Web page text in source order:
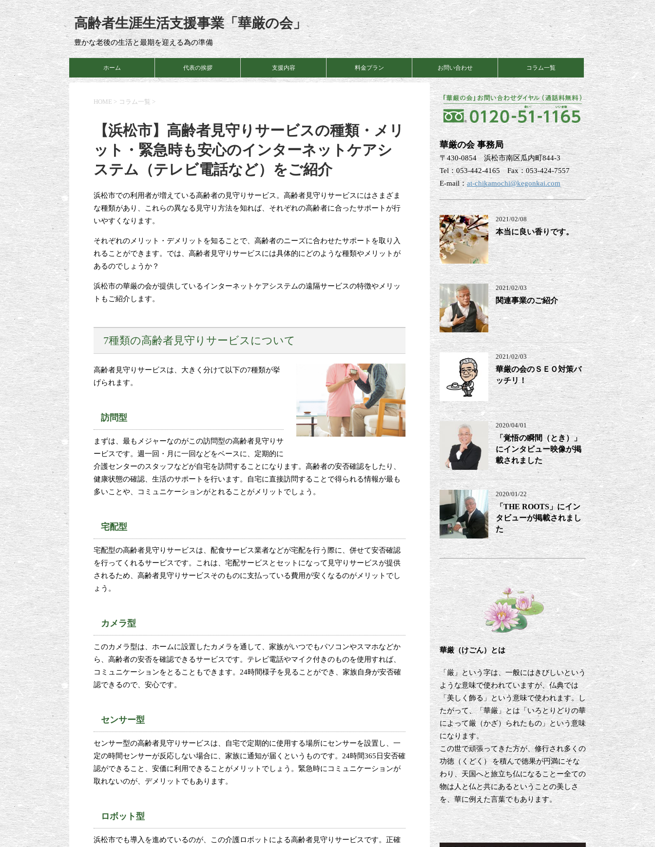
高齢者生涯生活支援事業「華厳の会」
豊かな老後の生活と最期を迎える為の準備
ホーム 代表の挨拶 支援内容 料金プラン お問い合わせ コラム一覧
HOME > コラム一覧 >
【浜松市】高齢者見守りサービスの種類・メリ
ット・緊急時も安心のインターネットケアシ
ステム（テレビ電話など）をご紹介
浜松市での利用者が増えている高齢者の見守りサービス。高齢者見守りサービスにはさまざま
な種類があり、これらの異なる見守り方法を知れば、それぞれの高齢者に合ったサポートが行
いやすくなります。
それぞれのメリット・デメリットを知ることで、高齢者のニーズに合わせたサポートを取り入
れることができます。では、高齢者見守りサービスには具体的にどのような種類やメリットが
あるのでしょうか？
浜松市の華厳の会が提供しているインターネットケアシステムの遠隔サービスの特徴やメリッ
トもご紹介します。
7種類の高齢者見守りサービスについて
高齢者見守りサービスは、大きく分けて以下の7種類が挙
げられます。
訪問型
まずは、最もメジャーなのがこの訪問型の高齢者見守りサ
ービスです。週一回・月に一回などをベースに、定期的に
介護センターのスタッフなどが自宅を訪問することになります。高齢者の安否確認をしたり、
健康状態の確認、生活のサポートを行います。自宅に直接訪問することで得られる情報が最も
多いことや、コミュニケーションがとれることがメリットでしょう。
宅配型
宅配型の高齢者見守りサービスは、配食サービス業者などが宅配を行う際に、併せて安否確認
を行ってくれるサービスです。これは、宅配サービスとセットになって見守りサービスが提供
されるため、高齢者見守りサービスそのものに支払っている費用が安くなるのがメリットでし
ょう。
カメラ型
このカメラ型は、ホームに設置したカメラを通して、家族がいつでもパソコンやスマホなどか
ら、高齢者の安否を確認できるサービスです。テレビ電話やマイク付きのものを使用すれば、
コミュニケーションをとることもできます。24時間様子を見ることができ、家族自身が安否確
認できるので、安心です。
センサー型
センサー型の高齢者見守りサービスは、自宅で定期的に使用する場所にセンサーを設置し、一
定の時間センサーが反応しない場合に、家族に通知が届くというものです。24時間365日安否確
認ができること、安価に利用できることがメリットでしょう。緊急時にコミュニケーションが
取れないのが、デメリットでもあります。
ロボット型
浜松市でも導入を進めているのが、この介護ロボットによる高齢者見守りサービスです。正確
華厳の会 事務局
〒430-0854 浜松市南区瓜内町844-3
Tel：053-442-4165 Fax：053-424-7557
E-mail：at-chikamochi@kegonkai.com
2021/02/08
本当に良い香りです。
2021/02/03
関連事業のご紹介
2021/02/03
華厳の会のＳＥＯ対策バ
ッチリ！
2020/04/01
「覚悟の瞬間（とき）」
にインタビュー映像が掲
載されました
2020/01/22
「THE ROOTS」にイン
タビューが掲載されまし
た
華厳（けごん）とは
「厳」という字は、一般にはきびしいという
ような意味で使われていますが、仏典では
「美しく飾る」という意味で使われます。し
たがって、「華厳」とは「いろとりどりの華
によって厳（かざ）られたもの」という意味
になります。
この世で頑張ってきた方が、修行され多くの
功徳（くどく） を積んで徳果が円満にそな
わり、天国へと旅立ち仏になることー全ての
物は人と仏と共にあるということの美しさ
を、華に例えた言葉でもあります。